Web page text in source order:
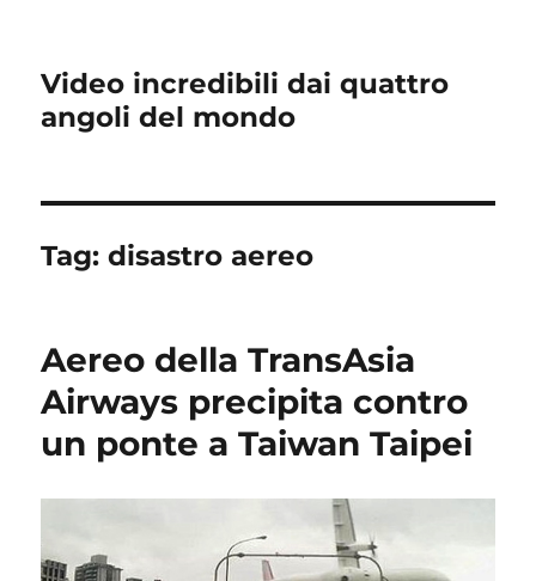
Video incredibili dai quattro
angoli del mondo
Tag:disastro aereo
Aereo della TransAsia
Airways precipita contro
un ponte a Taiwan Taipei